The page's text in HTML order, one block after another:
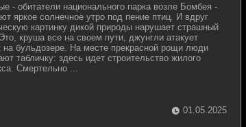
- обитатели национального парка возле Бомбея -
яркое солнечное утро под пение птиц. И вдруг
картинку дикой природы нарушает страшный
круша все на своем пути, джунгли атакует
на бульдозере. На месте прекрасной рощи люди
табличку: здесь идет строительство жилого
Смертельно ...
01.05.2025